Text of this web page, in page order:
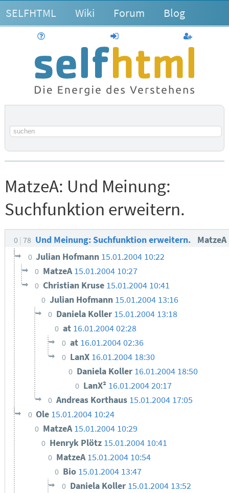
SELFHTML Wiki Forum Blog
anmelden
Suchbegriff
MatzeA: Und Meinung:
Suchfunktion erweitern.
0 78 Und Meinung: Suchfunktion erweitern. MatzeA
0 Julian Hofmann 15.01.2004 10:22
0 MatzeA15.01.2004 10:27
0 Christian Kruse 15.01.2004 10:41
0 Julian Hofmann 15.01.2004 13:16
0 Daniela Koller 15.01.2004 13:18
0 at 16.01.2004 02:28
0 at 16.01.2004 02:36
0 LanX 16.01.2004 18:30
0 Daniela Koller 16.01.2004 18:50
0 LanX² 16.01.2004 20:17
0 Andreas Korthaus 15.01.2004 17:05
0 Ole 15.01.2004 10:24
0 MatzeA15.01.2004 10:29
0 Henryk Plötz 15.01.2004 10:41
0 MatzeA15.01.2004 10:54
0 Bio 15.01.2004 13:47
0 Daniela Koller 15.01.2004 13:52